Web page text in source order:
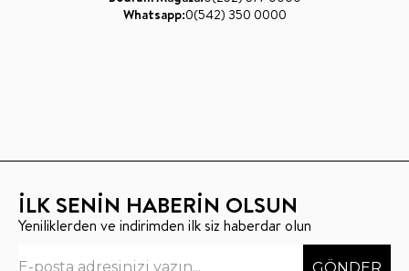
Whatsapp:0(542) 350 0000
İLK SENİN HABERİN OLSUN
Yeniliklerden ve indirimden ilk siz haberdar olun